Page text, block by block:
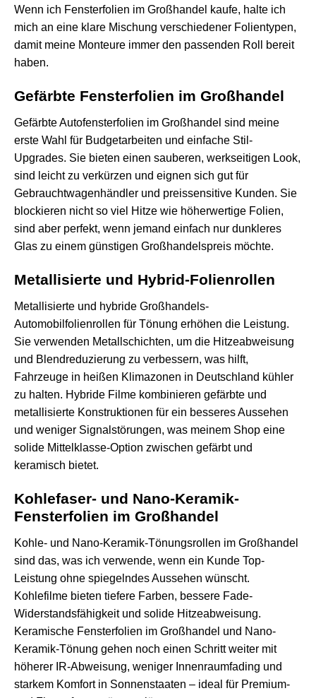
Wenn ich Fensterfolien im Großhandel kaufe, halte ich
mich an eine klare Mischung verschiedener Folientypen,
damit meine Monteure immer den passenden Roll bereit
haben.
Gefärbte Fensterfolien im Großhandel
Gefärbte Autofensterfolien im Großhandel sind meine
erste Wahl für Budgetarbeiten und einfache Stil-
Upgrades. Sie bieten einen sauberen, werkseitigen Look,
sind leicht zu verkürzen und eignen sich gut für
Gebrauchtwagenhändler und preissensitive Kunden. Sie
blockieren nicht so viel Hitze wie höherwertige Folien,
sind aber perfekt, wenn jemand einfach nur dunkleres
Glas zu einem günstigen Großhandelspreis möchte.
Metallisierte und Hybrid-Folienrollen
Metallisierte und hybride Großhandels-
Automobilfolienrollen für Tönung erhöhen die Leistung.
Sie verwenden Metallschichten, um die Hitzeabweisung
und Blendreduzierung zu verbessern, was hilft,
Fahrzeuge in heißen Klimazonen in Deutschland kühler
zu halten. Hybride Filme kombinieren gefärbte und
metallisierte Konstruktionen für ein besseres Aussehen
und weniger Signalstörungen, was meinem Shop eine
solide Mittelklasse-Option zwischen gefärbt und
keramisch bietet.
Kohlefaser- und Nano-Keramik-
Fensterfolien im Großhandel
Kohle- und Nano-Keramik-Tönungsrollen im Großhandel
sind das, was ich verwende, wenn ein Kunde Top-
Leistung ohne spiegelndes Aussehen wünscht.
Kohlefilme bieten tiefere Farben, bessere Fade-
Widerstandsfähigkeit und solide Hitzeabweisung.
Keramische Fensterfolien im Großhandel und Nano-
Keramik-Tönung gehen noch einen Schritt weiter mit
höherer IR-Abweisung, weniger Innenraumfading und
starkem Komfort in Sonnenstaaten – ideal für Premium-